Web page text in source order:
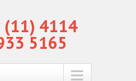
(11) 4114
5165